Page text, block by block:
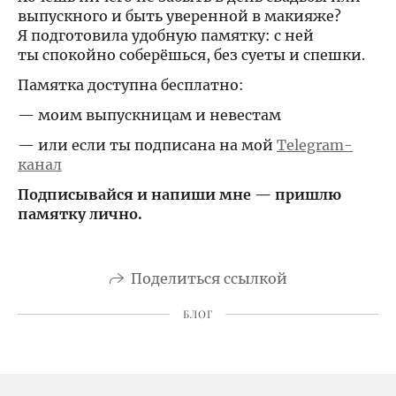
выпускного и быть уверенной в макияже?
Я подготовила удобную памятку: с ней
ты спокойно соберёшься, без суеты и спешки.
Памятка доступна бесплатно:
— моим выпускницам и невестам
— или если ты подписана на мой Telegram-
канал
Подписывайся и напиши мне — пришлю
памятку лично.
Поделиться ссылкой
БЛОГ